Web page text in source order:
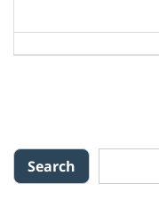
Search